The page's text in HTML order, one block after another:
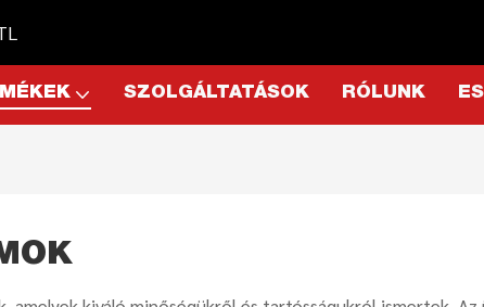
SZOLGÁLTATÁSOK RÓLUNK